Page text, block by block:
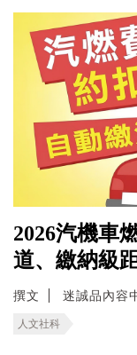
2026汽機車
道、繳納級
撰文 迷誠品內容
人文社科